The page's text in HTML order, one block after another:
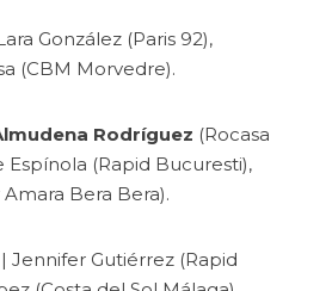
González (Paris 92),
(CBM Morvedre).
Rodríguez (Rocasa
Espínola (Rapid Bucuresti),
Bera Bera).
Jennifer Gutiérrez (Rapid